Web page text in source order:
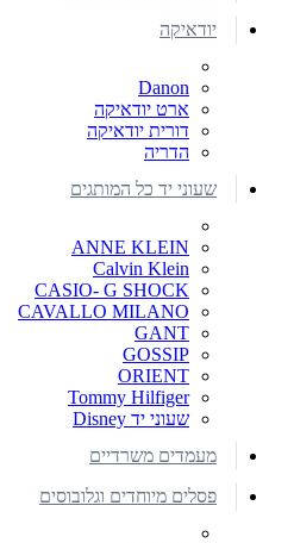
יודאיקה
Danon
ארט יודאיקה
דורית יודאיקה
הדריה
שעוני יד כל המותגים
ANNE KLEIN
Calvin Klein
CASIO- G SHOCK
CAVALLO MILANO
GANT
GOSSIP
ORIENT
Tommy Hilfiger
שעוני יד Disney
מעמדים משרדיים
פסלים מיוחדים וגלובוסים